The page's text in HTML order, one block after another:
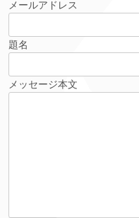
メールアドレス
題名
メッセージ本文